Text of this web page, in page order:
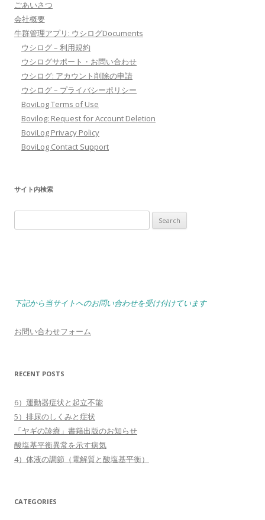
ごあいさつ
会社概要
牛群管理アプリ: ウシログDocuments
ウシログ – 利用規約
ウシログサポート・お問い合わせ
ウシログ: アカウント削除の申請
ウシログ – プライバシーポリシー
BoviLog Terms of Use
Bovilog: Request for Account Deletion
BoviLog Privacy Policy
BoviLog Contact Support
サイト内検索
for:
下記から当サイトへのお問い合わせを受け付けています
お問い合わせフォーム
RECENT POSTS
6）運動器症状と起立不能
5）排尿のしくみと症状
「ヤギの診療」書籍出版のお知らせ
酸塩基平衡異常を示す病気
4）体液の調節（電解質と酸塩基平衡）
CATEGORIES